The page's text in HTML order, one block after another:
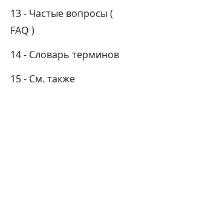
Частые вопросы (
FAQ )
Словарь терминов
См. также